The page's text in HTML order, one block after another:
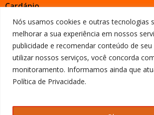
Nós usamos cookies e outras tecnologias
melhorar a sua experiência em nossos
publicidade e recomendar conteúdo de seu
utilizar nossos serviços, você concorda
monitoramento. Informamos ainda que
Política de Privacidade.
Cardápio
Pizzas Clássicas
Pizzas Especiais
Pizzas Leves
Sobremesas
Bebidas